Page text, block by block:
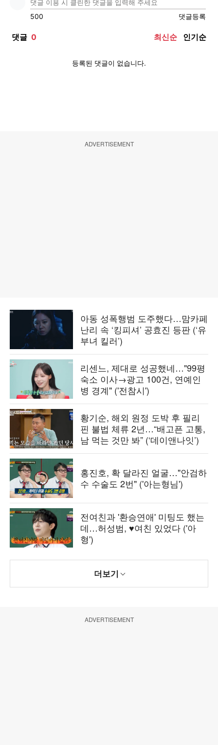
ADVERTISEMENT
아동 성폭행범 도주했다…맘카페
난리 속 ‘킹피셔’ 공효진 등판 (‘유
부녀 킬러’)
리센느, 제대로 성공했네…"99평
숙소 이사→광고 100건, 연예인
병 경계" ('전참시')
황기순, 해외 원정 도박 후 필리
핀 불법 체류 2년…“배고픈 고통,
남 먹는 것만 봐” (‘데이앤나잇’)
홍진호, 확 달라진 얼굴…"안검하
수 수술도 2번" ('아는형님')
전여친과 '환승연애' 미팅도 했는
데…허성범, ♥여친 있었다 ('아
형')
더보기
ADVERTISEMENT